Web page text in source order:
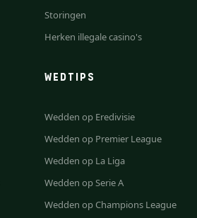
Storingen
Herken illegale casino's
WEDTIPS
Wedden op Eredivisie
Wedden op Premier League
Wedden op La Liga
Wedden op Serie A
Wedden op Champions League